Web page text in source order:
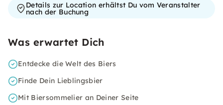
Details zur Location erhältst Du vom Veranstalter
nach der Buchung
Was erwartet Dich
Entdecke die Welt des Biers
Finde Dein Lieblingsbier
Mit Biersommelier an Deiner Seite